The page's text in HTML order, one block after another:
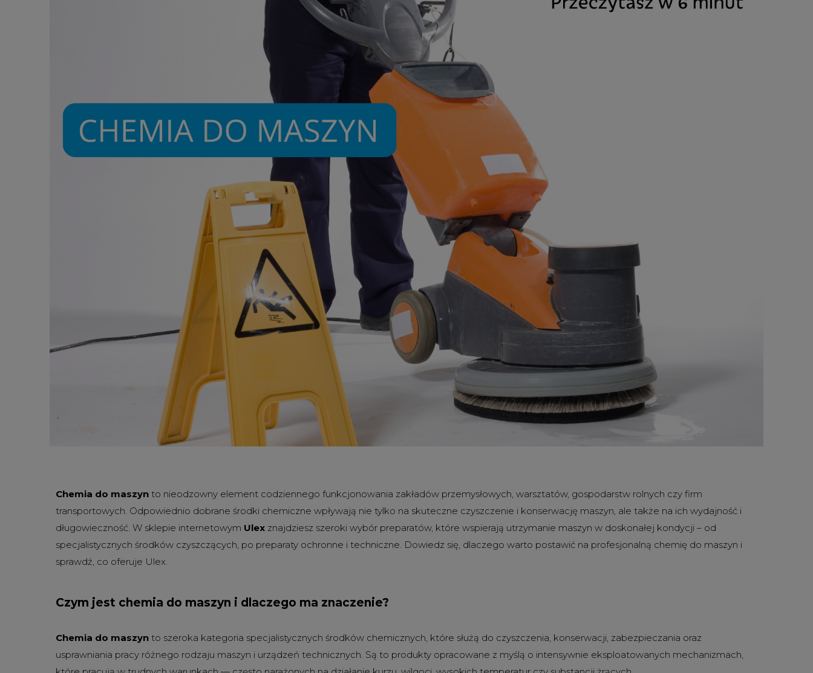
Chemia do maszyn to nieodzowny element codziennego funkcjonowania zakładów przemysłowych, warsztatów, gospodarstw rolnych czy firm
transportowych. Odpowiednio dobrane środki chemiczne wpływają nie tylko na skuteczne czyszczenie i konserwację maszyn, ale także na ich wydajność i
długowieczność. W sklepie internetowym Ulex znajdziesz szeroki wybór preparatów, które wspierają utrzymanie maszyn w doskonałej kondycji – od
specjalistycznych środków czyszczących, po preparaty ochronne i techniczne. Dowiedz się, dlaczego warto postawić na profesjonalną chemię do maszyn i
sprawdź, co oferuje Ulex.
Czym jest chemia do maszyn i dlaczego ma znaczenie?
Chemia do maszyn to szeroka kategoria specjalistycznych środków chemicznych, które służą do czyszczenia, konserwacji, zabezpieczania oraz
usprawniania pracy różnego rodzaju maszyn i urządzeń technicznych. Są to produkty opracowane z myślą o intensywnie eksploatowanych mechanizmach,